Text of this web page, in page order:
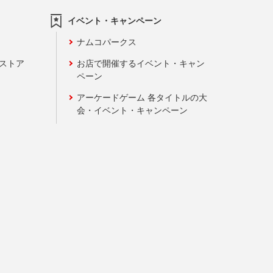
トア
イベント・キャンペーン
ナムコパークス
お店で開催するイベント・キャン
ペーン
アーケードゲーム 各タイトルの大
会・イベント・キャンペーン